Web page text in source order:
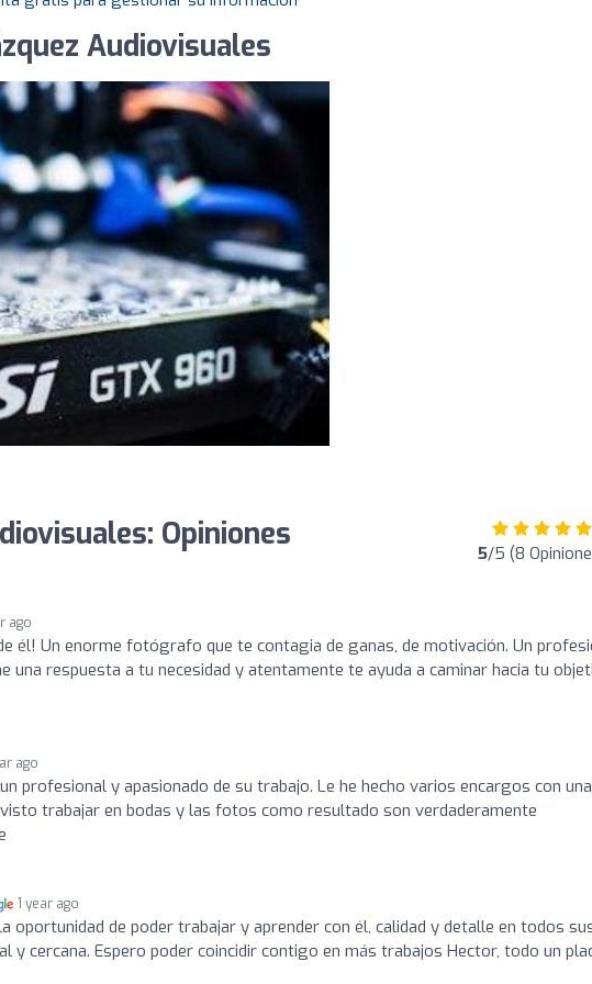
Audiovisuales
Opiniones 5/5 (8
ago
él! Un enorme fotógrafo que te contagia de ganas, de motivación. Un
una respuesta a tu necesidad y atentamente te ayuda a caminar hacia tu
ago
profesional y apasionado de su trabajo. Le he hecho varios encargos con una
visto trabajar en bodas y las fotos como resultado son verdaderamente
1 year ago
oportunidad de poder trabajar y aprender con él, calidad y detalle en todos
y cercana. Espero poder coincidir contigo en más trabajos Hector, todo un